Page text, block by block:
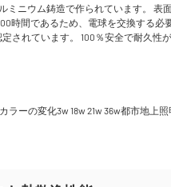
ミニウム鋳造で作られています。 表
時間であるため、電球を交換する
定されています。 100％安全で耐久